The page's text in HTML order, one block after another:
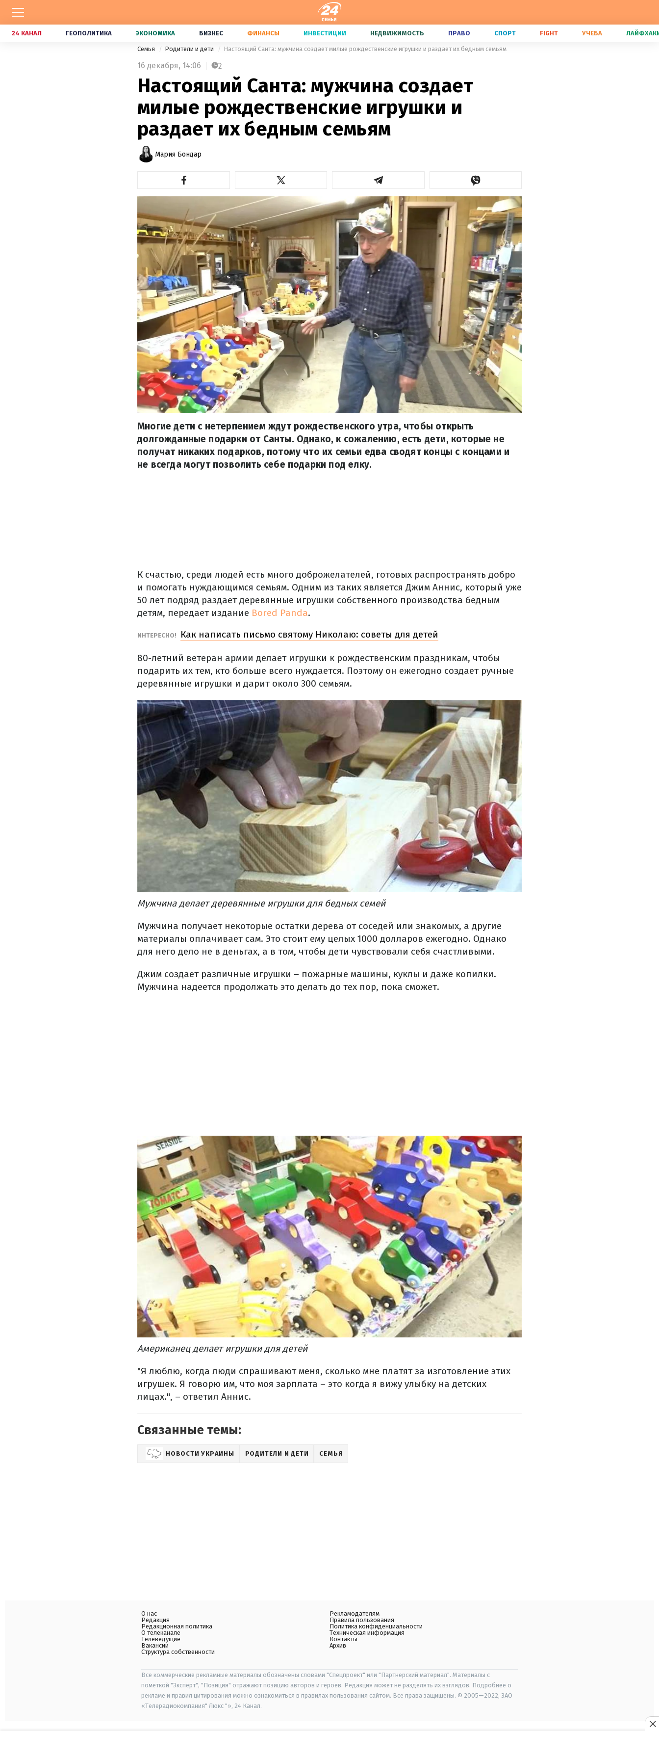
24 КАНАЛ ГЕОПОЛИТИКА ЭКОНОМИКА БИЗНЕС ФИНАНСЫ ИНВЕСТИЦИИ НЕДВИЖИМОСТЬ ПРАВО СПОРТ FIGHT УЧЕБА
Семья Родители и дети Настоящий Санта: мужчина создает милые рождественские игрушки и раздает их бедным семьям
16 декабря, 14:06 2
Настоящий Санта: мужчина создает
милые рождественские игрушки и
раздает их бедным семьям
Мария Бондар
Многие дети с нетерпением ждут рождественского утра, чтобы открыть
долгожданные подарки от Санты. Однако, к сожалению, есть дети, которые не
получат никаких подарков, потому что их семьи едва сводят концы с концами и
не всегда могут позволить себе подарки под елку.
К счастью, среди людей есть много доброжелателей, готовых распространять добро
и помогать нуждающимся семьям. Одним из таких является Джим Аннис, который уже
50 лет подряд раздает деревянные игрушки собственного производства бедным
детям, передает издание Bored Panda.
ИНТЕРЕСНО! Как написать письмо святому Николаю: советы для детей
80-летний ветеран армии делает игрушки к рождественским праздникам, чтобы
подарить их тем, кто больше всего нуждается. Поэтому он ежегодно создает ручные
деревянные игрушки и дарит около 300 семьям.
Мужчина делает деревянные игрушки для бедных семей
Мужчина получает некоторые остатки дерева от соседей или знакомых, а другие
материалы оплачивает сам. Это стоит ему целых 1000 долларов ежегодно. Однако
для него дело не в деньгах, а в том, чтобы дети чувствовали себя счастливыми.
Джим создает различные игрушки – пожарные машины, куклы и даже копилки.
Мужчина надеется продолжать это делать до тех пор, пока сможет.
Американец делает игрушки для детей
"Я люблю, когда люди спрашивают меня, сколько мне платят за изготовление этих
игрушек. Я говорю им, что моя зарплата – это когда я вижу улыбку на детских
лицах.", – ответил Аннис.
Связанные темы:
НОВОСТИ УКРАИНЫ РОДИТЕЛИ И ДЕТИ СЕМЬЯ
О нас
Редакция
Редакционная политика
О телеканале
Телеведущие
Вакансии
Структура собственности
Рекламодателям
Правила пользования
Политика конфиденциальности
Техническая информация
Контакты
Архив
Все коммерческие рекламные материалы обозначены словами "Спецпроект" или "Партнерский материал". Материалы с
пометкой "Эксперт", "Позиция" отражают позицию авторов и героев. Редакция может не разделять их взглядов. Подробнее о
рекламе и правил цитирования можно ознакомиться в правилах пользования сайтом. Все права защищены. © 2005—2022, ЗАО
«Телерадиокомпания" Люкс "», 24 Канал.